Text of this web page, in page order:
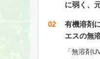
に弱く、
有機溶剤
エスの無
「無溶剤